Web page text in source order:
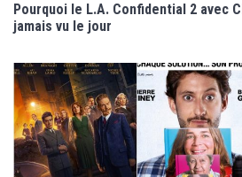
Pourquoi le L.A. Confidential 2 avec
jamais vu le jour